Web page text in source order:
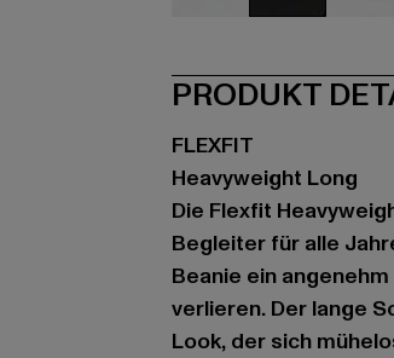
PRODUKT
FLEXFIT
Heavyweight Long
Die Flexfit
Begleiter für alle
Beanie ein
verlieren. Der lange
Look, der sich